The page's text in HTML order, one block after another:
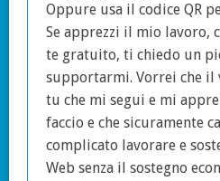
Oppure usa il codice QR
Se apprezzi il mio lavoro,
te gratuito, ti chiedo un
supportarmi. Vorrei che il
tu che mi segui e mi
faccio e che sicuramente
complicato lavorare e
Web senza il sostegno